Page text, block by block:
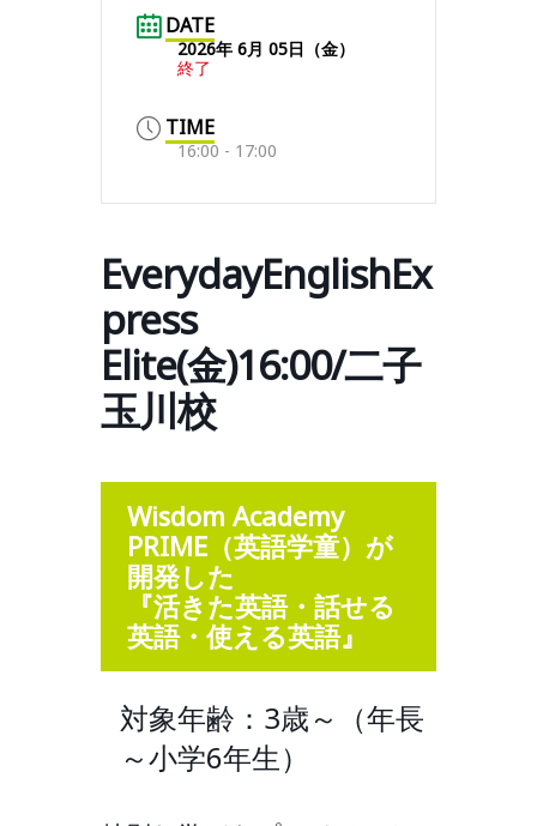
DATE
2026年 6月 05日（金）
終了
TIME
16:00 - 17:00
EverydayEnglishEx
press
Elite(金)16:00/二子
玉川校
Wisdom Academy
PRIME（英語学童）が
開発した
『活きた英語・話せる
英語・使える英語』
対象年齢：3歳～（年長
～小学6年生）